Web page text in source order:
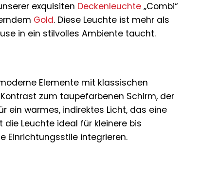
exquisiten Deckenleuchte „Combi“
Gold. Diese Leuchte ist mehr als
in ein stilvolles Ambiente taucht.
Elemente mit klassischen
zum taupefarbenen Schirm, der
ein warmes, indirektes Licht, das eine
Leuchte ideal für kleinere bis
Einrichtungsstile integrieren.